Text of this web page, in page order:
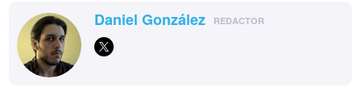
Daniel González REDACTOR